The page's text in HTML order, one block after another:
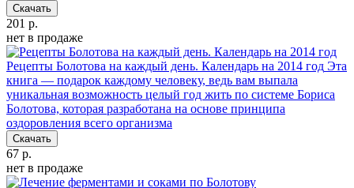
Скачать
201 р.
нет в продаже
Рецепты Болотова на каждый день. Календарь на 2014 год Эта
книга — подарок каждому человеку, ведь вам выпала
уникальная возможность целый год жить по системе Бориса
Болотова, которая разработана на основе принципа
оздоровления всего организма
Скачать
67 р.
нет в продаже